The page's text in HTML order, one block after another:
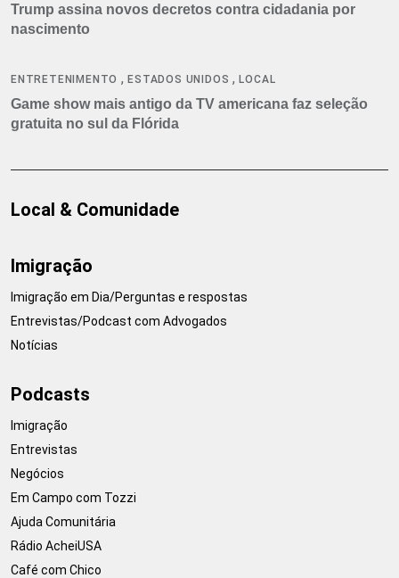
Trump assina novos decretos contra cidadania por
nascimento
ENTRETENIMENTO ,ESTADOS UNIDOS ,LOCAL
Game show mais antigo da TV americana faz seleção
gratuita no sul da Flórida
Local & Comunidade
Imigração
Imigração em Dia/Perguntas e respostas
Entrevistas/Podcast com Advogados
Notícias
Podcasts
Imigração
Entrevistas
Negócios
Em Campo com Tozzi
Ajuda Comunitária
Rádio AcheiUSA
Café com Chico